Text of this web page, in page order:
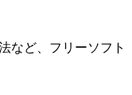
など、 フリーソフト